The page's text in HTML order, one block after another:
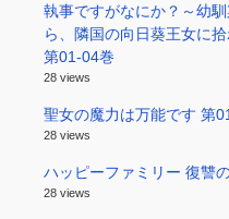
執事ですがなにか？～幼
ら、隣国の向日葵王女に
第01-04巻
28 views
聖女の魔力は万能です 第
28 views
ハッピーファミリー 復讐
28 views